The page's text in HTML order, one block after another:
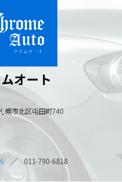
オート
幌市北区屯田町740
／ 011-790-6818